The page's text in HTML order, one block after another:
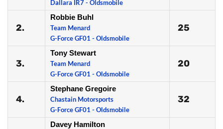
Dallara IR7 - Oldsmobile
2.
Robbie Buhl
Team Menard
G-Force GF01 - Oldsmobile
25
3.
Tony Stewart
Team Menard
G-Force GF01 - Oldsmobile
20
4.
Stephane Gregoire
Chastain Motorsports
G-Force GF01 - Oldsmobile
32
Davey Hamilton